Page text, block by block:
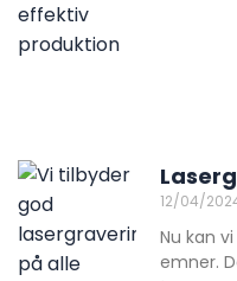
12/04/
Nu kan
emner.